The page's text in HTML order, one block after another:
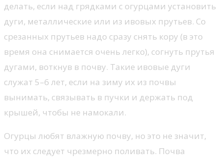
делать, если над грядками с огурцами установить
дуги, металлические или из ивовых прутьев. Со
срезанных прутьев надо сразу снять кору (в это
время она снимается очень легко), согнуть прутья
дугами, воткнув в почву. Такие ивовые дуги
служат 5–6 лет, если на зиму их из почвы
вынимать, связывать в пучки и держать под
крышей, чтобы не намокали.
Огурцы любят влажную почву, но это не значит,
что их следует чрезмерно поливать. Почва